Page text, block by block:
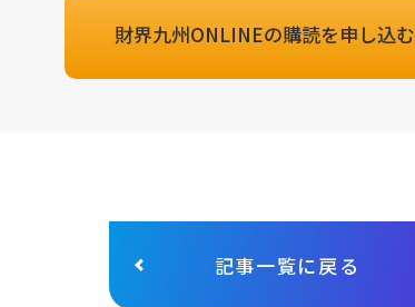
財界九州ONLINEの購読を申し込む
記事一覧に戻る